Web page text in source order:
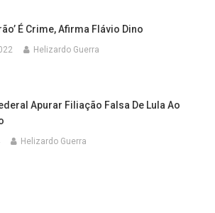
É Crime, Afirma Flávio Dino
Helizardo Guerra
Apurar Filiação Falsa De Lula Ao
Helizardo Guerra